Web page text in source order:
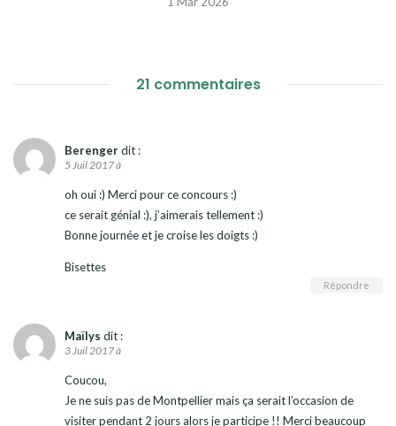
21 commentaires
Berengerdit :
5 Juil 2017 à
oh oui :) Merci pour ce concours :)
ce serait génial :), j’aimerais tellement :)
Bonne journée et je croise les doigts :)
Bisettes
Répondre
Maïlys dit :
3 Juil 2017 à
Coucou,
Je ne suis pas de Montpellier mais ça serait l’occasion de
visiter pendant 2 jours alors je participe !! Merci beaucoup